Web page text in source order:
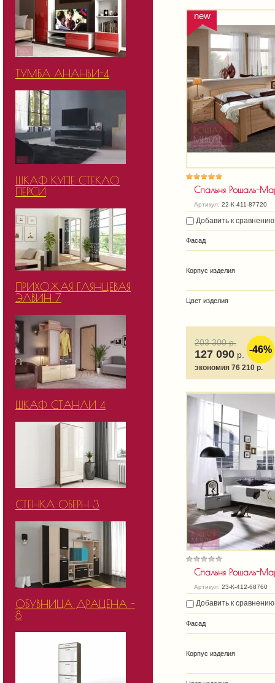
ТУМБА АНАНЬИ-4
ШКАФ КУПЕ СТЕКЛО
ПЕРСИ
ПРИХОЖАЯ ГЛЯНЦЕВАЯ
ЭЛВИН 7
ШКАФ СТАНЛИ 4
СТЕНКА ОБЕРН 3
ОБУВНИЦА ДРАЦЕНА -
8
new
Спальня Рошаль-
Артикул: 22-К-411-87720
Добавить к сравнению
Фасад
Корпус изделия
Цвет изделия
-46%
203 300р.
127 090 р.
экономия 76 210 р.
Спальня Рошаль-
Артикул: 23-К-412-68760
Добавить к сравнению
Фасад
Корпус изделия